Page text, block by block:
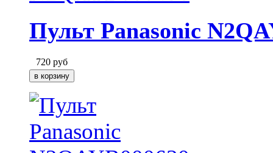
Пульт Panasonic
720 руб